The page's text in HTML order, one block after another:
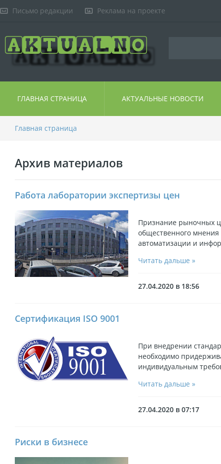
Письмо редакции Реклама на проекте
ГЛАВНАЯ СТРАНИЦА АКТУАЛЬНЫЕ НОВОСТИ
Главная страница
Архив материалов
Работа лаборатории экспертизы цен
Признание рыночных
общественного
автоматизации и
Читать дальше »
27.04.2020 в 18:56
Сертификация ISO 9001
При внедрении
необходимо
индивидуальным
Читать дальше »
27.04.2020 в 07:17
Риски в бизнесе